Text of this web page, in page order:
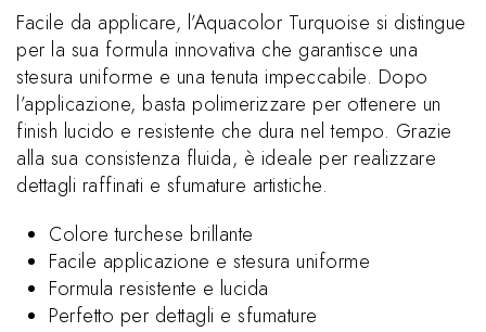
Facile da applicare, l’Aquacolor Turquoise si distingue
per la sua formula innovativa che garantisce una
stesura uniforme e una tenuta impeccabile. Dopo
l’applicazione, basta polimerizzare per ottenere un
finish lucido e resistente che dura nel tempo. Grazie
alla sua consistenza fluida, è ideale per realizzare
dettagli raffinati e sfumature artistiche.
Colore turchese brillante
Facile applicazione e stesura uniforme
Formula resistente e lucida
Perfetto per dettagli e sfumature